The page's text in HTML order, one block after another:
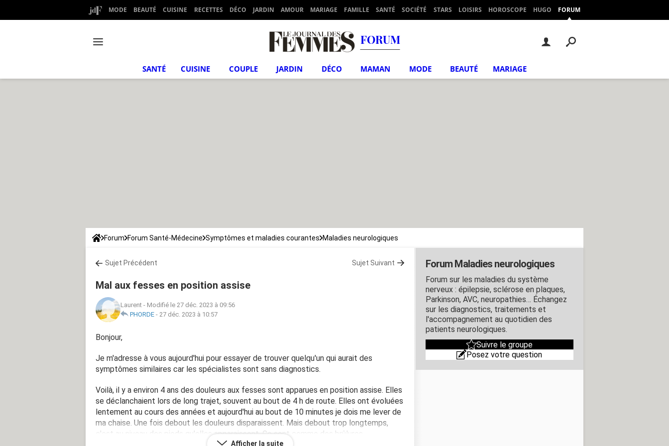
MODE BEAUTÉ CUISINE RECETTES DÉCO JARDIN AMOUR MARIAGE FAMILLE SANTÉ SOCIÉTÉ STARS LOISIRS HOROSCOPE HUGO FORUM
FORUM
SANTÉ CUISINE COUPLE JARDIN DÉCO MAMAN MODE BEAUTÉ MARIAGE
Forum Forum Santé-Médecine Symptômes et maladies courantes Maladies neurologiques
Sujet Précédent Sujet Suivant
Mal aux fesses en position assise
Laurent - Modifié le 27 déc. 2023 à 09:56
PHORDE - 27 déc. 2023 à 10:57
Bonjour,
Je m'adresse à vous aujourd'hui pour essayer de trouver quelqu'un qui aurait des
symptômes similaires car les spécialistes sont sans diagnostics.
Voilà, il y a environ 4 ans des douleurs aux fesses sont apparues en position assise. Elles
se déclanchaient lors de long trajet, souvent au bout de 4 h de route. Elles ont évoluées
lentement au cours des années et aujourd'hui au bout de 10 minutes je dois me lever de
ma chaise. Une fois debout les douleurs disparaissent. Mais debout trop longtemps,
c'est au niveau des pieds qu'elles apparaissent. Ce sont comme des brûlures.
Afficher la suite
Forum Maladies neurologiques
Forum sur les maladies du système
nerveux : épilepsie, sclérose en plaques,
Parkinson, AVC, neuropathies… Échangez
sur les diagnostics, traitements et
l'accompagnement au quotidien des
patients neurologiques.
Suivre le groupe
Posez votre question